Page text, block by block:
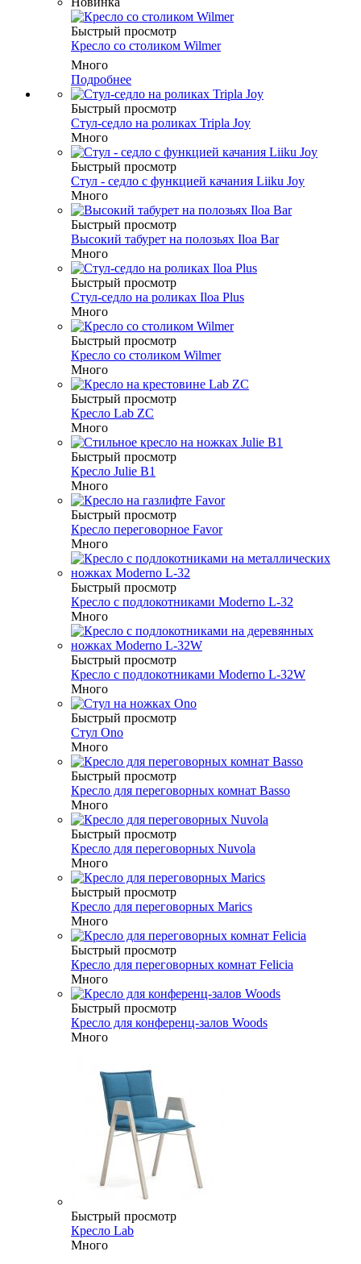
Быстрый просмотр
Кресло со столиком Wilmer
Много
Подробнее
Быстрый просмотр
Стул-седло на роликах Tripla Joy
Много
Быстрый просмотр
Стул - седло с функцией качания Liiku Joy
Много
Быстрый просмотр
Высокий табурет на полозьях Iloa Bar
Много
Быстрый просмотр
Стул-седло на роликах Iloa Plus
Много
Быстрый просмотр
Кресло со столиком Wilmer
Много
Быстрый просмотр
Кресло Lab ZC
Много
Быстрый просмотр
Кресло Julie B1
Много
Быстрый просмотр
Кресло переговорное Favor
Много
Быстрый просмотр
Кресло c подлокотниками Moderno L-32
Много
Быстрый просмотр
Кресло c подлокотниками Moderno L-32W
Много
Быстрый просмотр
Стул Ono
Много
Быстрый просмотр
Кресло для переговорных комнат Basso
Много
Быстрый просмотр
Кресло для переговорных Nuvola
Много
Быстрый просмотр
Кресло для переговорных Marics
Много
Быстрый просмотр
Кресло для переговорных комнат Felicia
Много
Быстрый просмотр
Кресло для конференц-залов Woods
Много
Быстрый просмотр
Кресло Lab
Много